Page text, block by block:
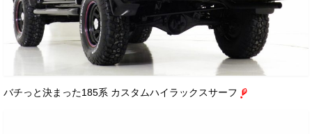
バチっと決まった185系 カスタムハイラックスサーフ